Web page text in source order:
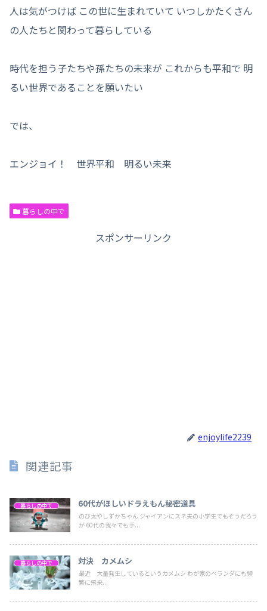
人は気がつけば この世に生まれていて いつしかたくさん
の人たちと関わって暮らしている
時代を担う子たちや孫たちの未来が これからも平和で 明
るい世界であることを願いたい
では、
エンジョイ！ 世界平和 明るい未来
暮らしの中で
スポンサーリンク
enjoylife2239
関連記事
暮らしの中で 60代がほしいドラえもん秘密道具
のび太やしずかちゃん ジャイアンにスネ夫の小学生でもそうだろう
が 60代の我々でも手...
暮らしの中で 対決 カメムシ
最近 大量発生しているというカメムシ わが家のベランダにも頻
繁に飛来...